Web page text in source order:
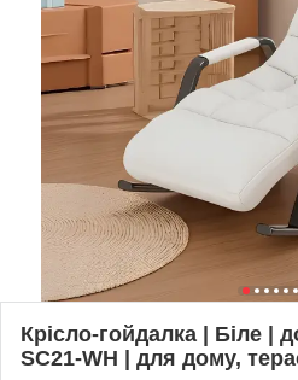
Крісло-гойдалка | Біле |
SC21-WH | для дому,